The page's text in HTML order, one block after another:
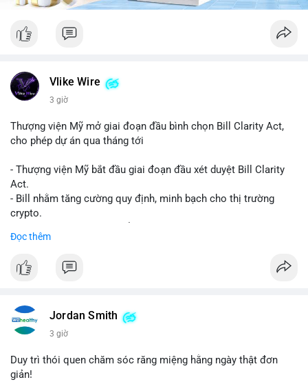
Vlike Wire
3 giờ
Thượng viện Mỹ mở giai đoạn đầu bình chọn Bill Clarity Act,
cho phép dự án qua tháng tới
- Thượng viện Mỹ bắt đầu giai đoạn đầu xét duyệt Bill Clarity
Act.
- Bill nhằm tăng cường quy định, minh bạch cho thị trường
crypto.
- Bill có thể ảnh hưởng pháp lý, hoạt động của các đồng tiền kỹ
$btc $eth
#vlikevn #titanbot
Đọc thêm
Jordan Smith
3 giờ
Duy trì thói quen chăm sóc răng miệng hằng ngày thật đơn
giản!